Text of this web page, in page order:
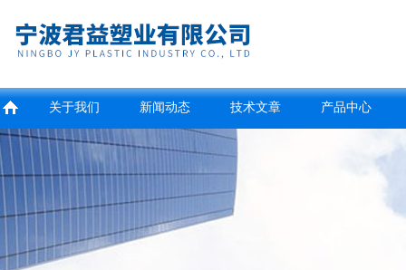
关于我们 新闻动态 技术文章 产品中心